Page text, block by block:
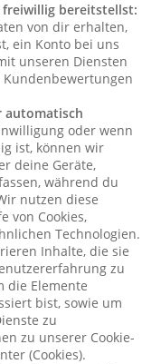
freiwillig bereitstellst:
von dir erhalten,
ein Konto bei uns
unseren Diensten
automatisch
oder wenn
ist, können wir
deine Geräte,
während du
nutzen diese
von Cookies,
Technologien.
Inhalte, die sie
zu
die Elemente
bist, sowie um
zu
zu unserer Cookie-
(Cookies).